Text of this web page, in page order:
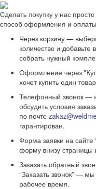
Сделать покупку у нас
способ оформления и
Через корзину —
количество и
собрать нужный
Оформление через
хочет купить один
Телефонный звонок —
обсудить условия
по почте
гарантирован.
Форма заявки на сайте
форму внизу страницы
Заказать обратный
“Заказать звонок” —
рабочее время.